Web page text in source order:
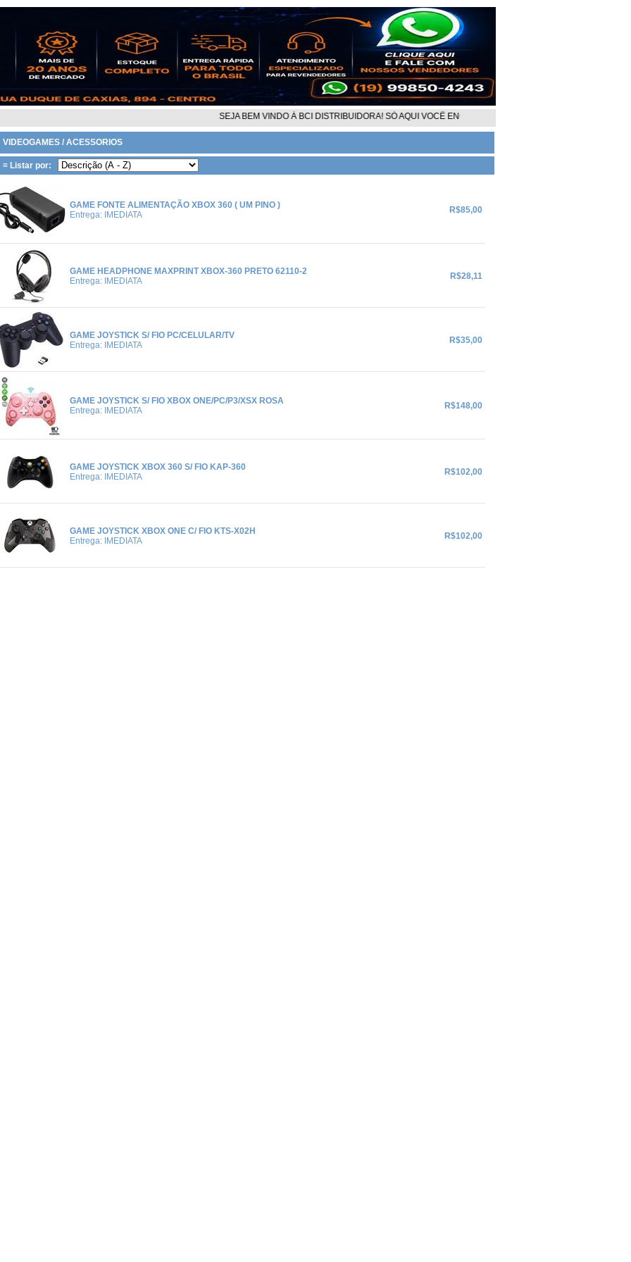
SEJA BEM VINDO À BCI DISTRIBUIDORA! SÓ AQUI VOCÊ ENCONTRA OS MELHORES VALORES DE
VIDEOGAMES / ACESSORIOS
≡ Listar por:
GAME FONTE ALIMENTAÇÃO XBOX 360 ( UM PINO )
Entrega: IMEDIATA
R$85,00
GAME HEADPHONE MAXPRINT XBOX-360 PRETO 62110-2
Entrega: IMEDIATA
R$28,11
GAME JOYSTICK S/ FIO PC/CELULAR/TV
Entrega: IMEDIATA
R$35,00
GAME JOYSTICK S/ FIO XBOX ONE/PC/P3/XSX ROSA
Entrega: IMEDIATA
R$148,00
GAME JOYSTICK XBOX 360 S/ FIO KAP-360
Entrega: IMEDIATA
R$102,00
GAME JOYSTICK XBOX ONE C/ FIO KTS-X02H
Entrega: IMEDIATA
R$102,00